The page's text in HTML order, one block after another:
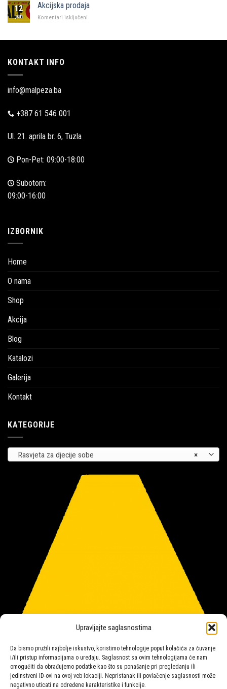
Upravljajte saglasnostima
Da bismo pružili najbolje iskustvo, koristimo tehnologije poput kolačića za čuvanje
i/ili pristup informacijama o uređaju. Saglasnost sa ovim tehnologijama će nam
omogućiti da obrađujemo podatke kao što su ponašanje pri pregledanju ili
jedinstveni ID-ovi na ovoj veb lokaciji. Nepristanak ili povlačenje saglasnosti može
negativno uticati na određene karakteristike i funkcije.
Zadru
12
jan
Akcijska prodaja
Komentari isključeni
KONTAKT INFO
info@malpeza.ba
+387 61 546 001
Ul. 21. aprila br. 6, Tuzla
Pon-Pet: 09:00-18:00
Subotom:
09:00-16:00
IZBORNIK
Home
O nama
Shop
Akcija
Blog
Katalozi
Galerija
Kontakt
KATEGORIJE
×
Rasvjeta za djecije sobe